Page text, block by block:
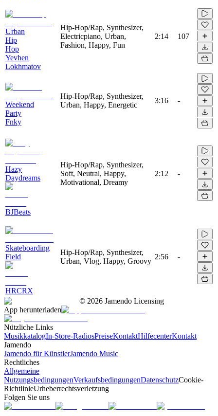
Urban
Hip
Hop
Yevhen
Lokhmatov
Hip-Hop/Rap, Synthesizer,
Electricpiano, Urban,
Fashion, Happy, Fun
2:14 107
Weekend
Party
Fnky
Hip-Hop/Rap, Synthesizer,
Urban, Happy, Energetic
3:16 -
Hazy
Daydreams
BJBeats
Hip-Hop/Rap, Synthesizer,
Soft, Neutral, Happy,
Motivational, Dreamy
2:12 -
Skateboarding
Field
HRCRX
Hip-Hop/Rap, Synthesizer,
Urban, Vlog, Happy, Groovy
2:56 -
© 2026 Jamendo Licensing
App herunterladen
Nützliche Links
MusikkatalogIn-Store-RadiosPreiseKontaktHilfecenterKontakt
Jamendo
Jamendo für KünstlerJamendo Music
Rechtliches
Allgemeine
NutzungsbedingungenVerkaufsbedingungenDatenschutzCookie-
RichtlinieUrheberrechtsverletzung
Folgen Sie uns